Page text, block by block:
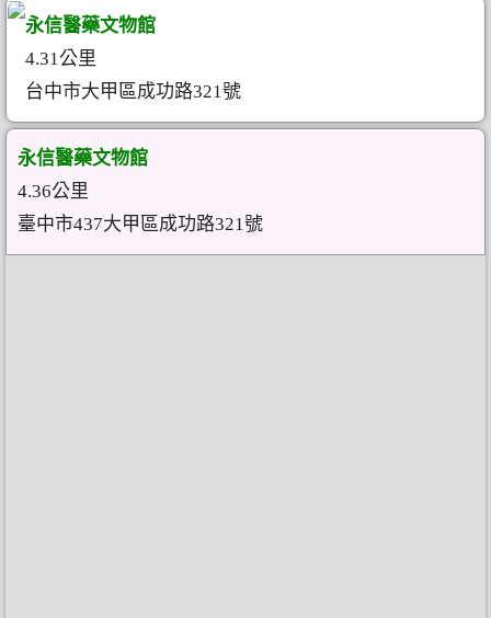
永信醫藥文物館
4.31公里
台中市大甲區成功路321號
永信醫藥文物館
4.36公里
臺中市437大甲區成功路321號